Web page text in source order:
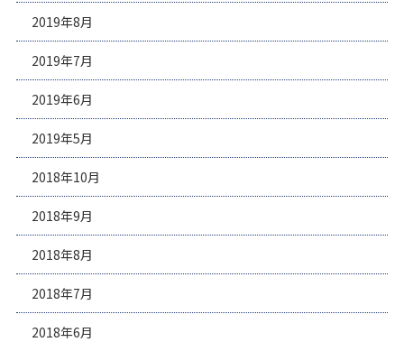
2019年8月
2019年7月
2019年6月
2019年5月
2018年10月
2018年9月
2018年8月
2018年7月
2018年6月